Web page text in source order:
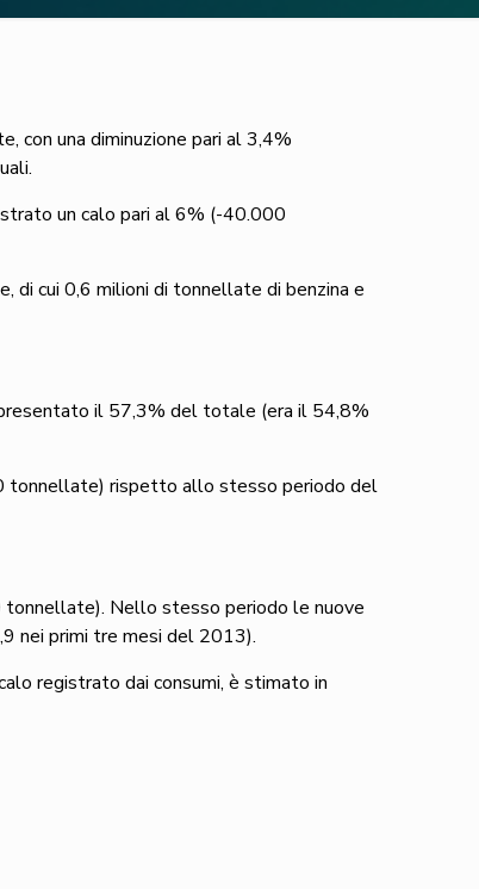
con una diminuzione pari al 3,4%
un calo pari al 6% (-40.000
di cui 0,6 milioni di tonnellate di benzina e
il 57,3% del totale (era il 54,8%
tonnellate) rispetto allo stesso periodo del
Nello stesso periodo le nuove
nei primi tre mesi del 2013).
registrato dai consumi, è stimato in